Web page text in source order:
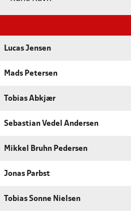
Lucas Jensen
Mads Petersen
Tobias Abkjær
Sebastian Vedel Andersen
Mikkel Bruhn Pedersen
Jonas Parbst
Tobias Sonne Nielsen